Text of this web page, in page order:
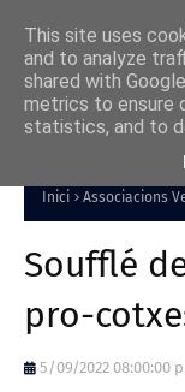
Inici Associacions
Soufflé
pro-
5/09/2022 08:00:00
This site uses
and to analyze
shared with
metrics to ensure
statistics, and to